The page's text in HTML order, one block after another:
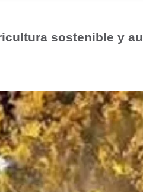
sostenible y